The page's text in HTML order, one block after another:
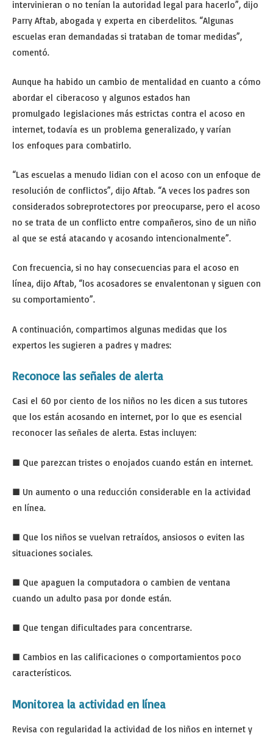
intervinieran o no tenían la autoridad legal para hacerlo”, dijo
Parry Aftab, abogada y experta en ciberdelitos. “Algunas
escuelas eran demandadas si trataban de tomar medidas”,
comentó.
Aunque ha habido un cambio de mentalidad en cuanto a cómo
abordar el ciberacoso y algunos estados han
promulgado legislaciones más estrictas contra el acoso en
internet, todavía es un problema generalizado, y varían
los enfoques para combatirlo.
“Las escuelas a menudo lidian con el acoso con un enfoque de
resolución de conflictos”, dijo Aftab. “A veces los padres son
considerados sobreprotectores por preocuparse, pero el acoso
no se trata de un conflicto entre compañeros, sino de un niño
al que se está atacando y acosando intencionalmente”.
Con frecuencia, si no hay consecuencias para el acoso en
línea, dijo Aftab, “los acosadores se envalentonan y siguen con
su comportamiento”.
A continuación, compartimos algunas medidas que los
expertos les sugieren a padres y madres:
Reconoce las señales de alerta
Casi el 60 por ciento de los niños no les dicen a sus tutores
que los están acosando en internet, por lo que es esencial
reconocer las señales de alerta. Estas incluyen:
■ Que parezcan tristes o enojados cuando están en internet.
■ Un aumento o una reducción considerable en la actividad
en línea.
■ Que los niños se vuelvan retraídos, ansiosos o eviten las
situaciones sociales.
■ Que apaguen la computadora o cambien de ventana
cuando un adulto pasa por donde están.
■ Que tengan dificultades para concentrarse.
■ Cambios en las calificaciones o comportamientos poco
característicos.
Monitorea la actividad en línea
Revisa con regularidad la actividad de los niños en internet y